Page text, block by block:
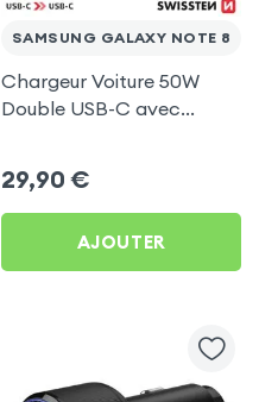
SAMSUNG GALAXY NOTE 8
Chargeur Voiture 50W
Double USB-C avec
29,90 €
AJOUTER